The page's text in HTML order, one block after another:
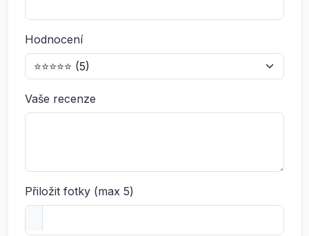
Hodnocení
Vaše recenze
Přiložit fotky (max 5)